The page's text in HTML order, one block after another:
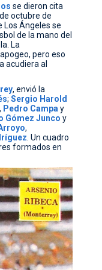
se dieron cita
octubre de
Los Ángeles se
de la mano del
La
pero eso
acudiera al
, envió la
;Sergio Harold
, Pedro Campa y
Gómez Junco y
,
. Un cuadro
formados en